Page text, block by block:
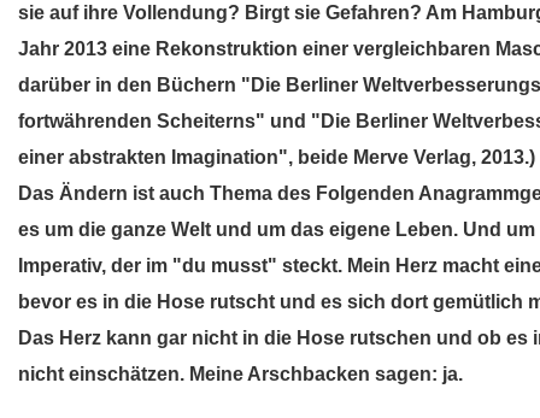
sie auf ihre Vollendung? Birgt sie Gefahren? Am
Jahr 2013 eine Rekonstruktion einer vergleichbaren
darüber in den Büchern "Die Berliner
fortwährenden Scheiterns" und "Die Berliner
einer abstrakten Imagination", beide Merve Verlag, 2013.)
Das Ändern ist auch Thema des Folgenden
es um die ganze Welt und um das eigene Leben. Und
Imperativ, der im "du musst" steckt. Mein Herz macht
bevor es in die Hose rutscht und es sich dort gemütlich
Das Herz kann gar nicht in die Hose rutschen und ob es
nicht einschätzen. Meine Arschbacken sagen: ja.